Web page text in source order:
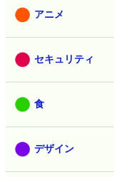
アニメ
セキュリティ
食
デザイン